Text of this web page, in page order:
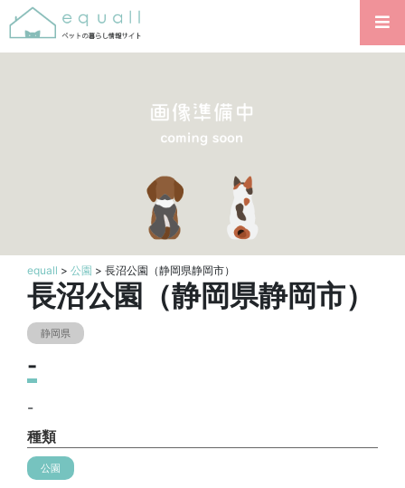
equall > 公園 > 長沼公園（静岡県静岡市）
長沼公園（静岡県静岡市）
静岡県
-
-
種類
公園